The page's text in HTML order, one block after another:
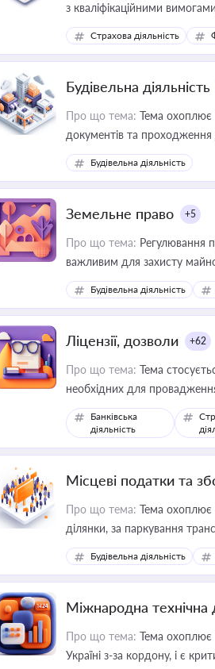
з кваліфікаційними
медійних змін у цій сфері
приватизації, оренди
Страхова діяльність
Будівельна діяльність
Про що тема: Тема охоплює
документів та
Будівельна діяльність
Земельне право +5
Про що тема: Регулювання
важливим для захисту
ресурсами
Будівельна діяльність
Ліцензії, дозволи +62
Про що тема: Тема
необхідних для
Банківська
діяльність
Місцеві податки та
Про що тема: Тема охоплює
ділянки, за
Будівельна діяльність
Міжнародна технічна
Про що тема: Тема охоплює
Україні з-за кордону, і є